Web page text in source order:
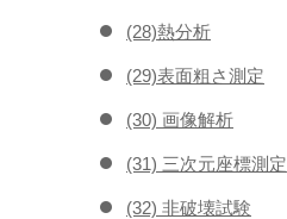
(28)熱分析
(29)表面粗さ測定
(30) 画像解析
(31) 三次元座標測定
(32) 非破壊試験